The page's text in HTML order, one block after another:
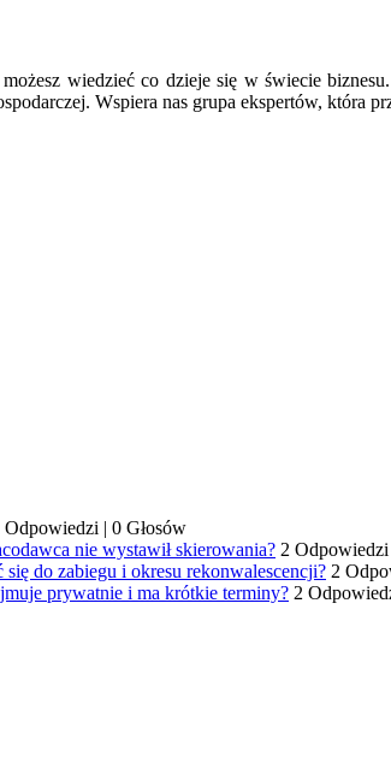
wiedzieć co dzieje się w świecie
Wspiera nas grupa ekspertów, która
Odpowiedzi | 0 Głosów
nie wystawił skierowania? 2 Odpowiedzi
do zabiegu i okresu rekonwalescencji? 2
prywatnie i ma krótkie terminy? 2